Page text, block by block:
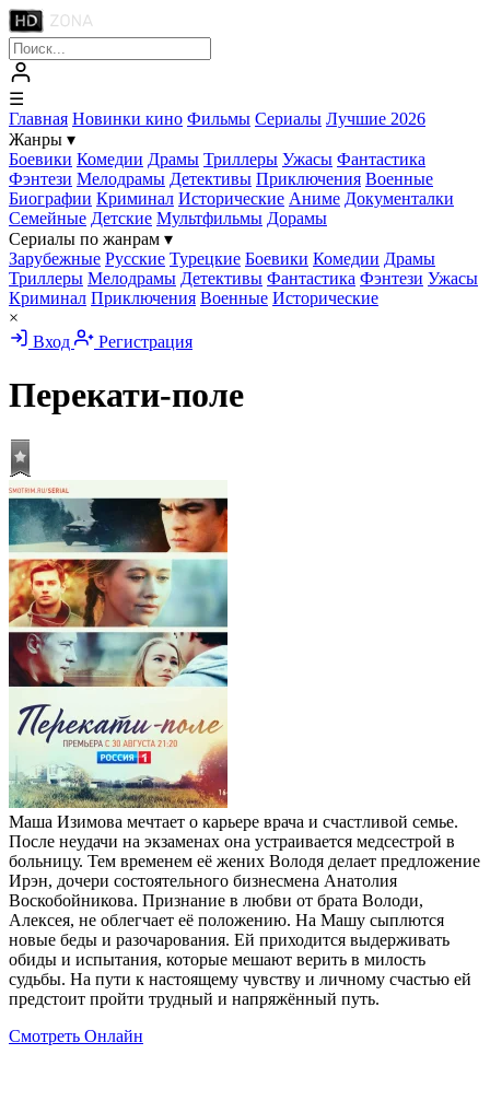
☰
Главная Новинки кино Фильмы Сериалы Лучшие 2026
Жанры ▾
Боевики Комедии Драмы Триллеры Ужасы Фантастика
Фэнтези Мелодрамы Детективы Приключения Военные
Биографии Криминал Исторические Аниме Документалки
Семейные Детские Мультфильмы Дорамы
Сериалы по жанрам ▾
Зарубежные Русские Турецкие Боевики Комедии Драмы
Триллеры Мелодрамы Детективы Фантастика Фэнтези Ужасы
Криминал Приключения Военные Исторические
×
Вход
Регистрация
Перекати-поле
Маша Изимова мечтает о карьере врача и счастливой семье.
После неудачи на экзаменах она устраивается медсестрой в
больницу. Тем временем её жених Володя делает предложение
Ирэн, дочери состоятельного бизнесмена Анатолия
Воскобойникова. Признание в любви от брата Володи,
Алексея, не облегчает её положению. На Машу сыплются
новые беды и разочарования. Ей приходится выдерживать
обиды и испытания, которые мешают верить в милость
судьбы. На пути к настоящему чувству и личному счастью ей
предстоит пройти трудный и напряжённый путь.
Смотреть Онлайн